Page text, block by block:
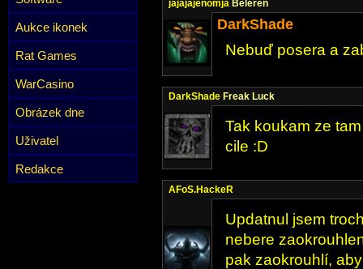
Aukce ikonek
Rat Games
WarCasino
Obrázek dne
Uživatel
Redakce
jajajajenomja Beleren
DarkShade
Nebuď posera a
DarkShade Freak Luck
Tak koukam ze
cile :D
AFoS.HackeR
Updatnul jsem
nebere
pak zaokrouhlí,